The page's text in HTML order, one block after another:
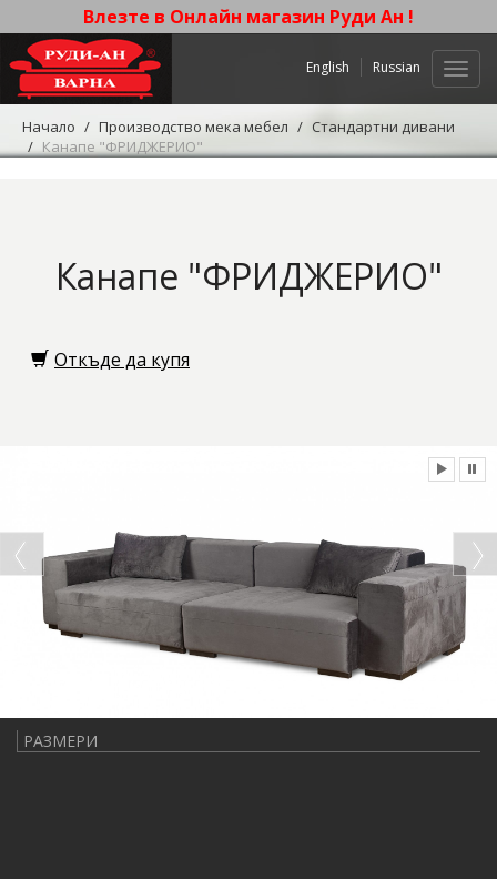
Влезте в Онлайн магазин Руди Ан !
English Russian
Начало Производство мека мебел
Стандартни дивани
Канапе "ФРИДЖЕРИО"
Канапе "ФРИДЖЕРИО"
Откъде да купя
РАЗМЕРИ